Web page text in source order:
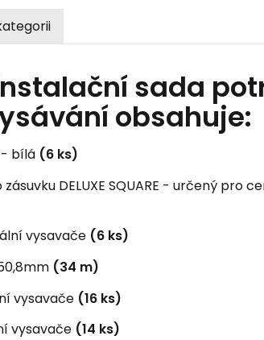
sada
obsahuje:
- bílá (6 ks)
DELUXE SQUARE - určený pro
vysavače (6 ks)
(34 m)
vysavače (16 ks)
vysavače (14 ks)